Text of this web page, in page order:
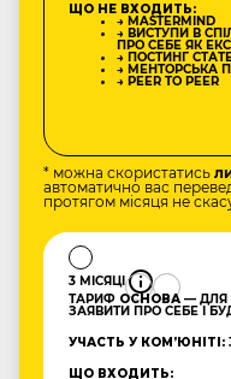
ЩО НЕ ВХОДИТЬ:
→ MASTERMIND
→ ВИСТУПИ В
ПРО СЕБЕ ЯК
→ ПОСТИНГ
→ МЕНТОРСЬКА
→ PEER TO PEER
* можна скористатись
автоматично вас
протягом місяця не
3 МІСЯЦІ
ТАРИФ ОСНОВА — ДЛЯ
ЗАЯВИТИ ПРО СЕБЕ І
УЧАСТЬ У КОМʼЮНІТІ:
ЩО ВХОДИТЬ: